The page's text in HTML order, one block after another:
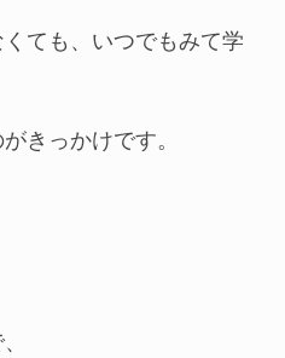
ても、いつでもみて学
きっかけです。